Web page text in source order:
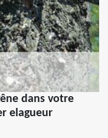
dans votre
elagueur